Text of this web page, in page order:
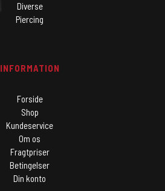
Diverse
Piercing
INFORMATION
Forside
Shop
Kundeservice
Om os
Fragtpriser
Betingelser
Din konto